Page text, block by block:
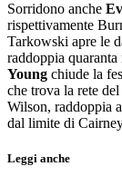
Sorridono anche
rispettivamente
Tarkowski apre le
raddoppia
Young chiude la
che trova la rete
Wilson, raddoppia
dal limite di
Leggi anche